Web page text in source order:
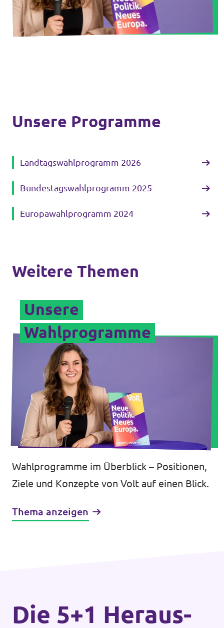
Unsere Events
Jobs bei Volt
Unsere Teams in BW
Datenschutz
Unsere Programme
Landtagswahlprogramm 2026
Bundestagswahlprogramm 2025
Europawahlprogramm 2024
Weitere Themen
Unsere
Wahlprogramme
Wahlprogramme im Überblick – Positionen,
Ziele und Konzepte von Volt auf einen Blick.
Thema anzeigen
Die 5+1 Heraus­